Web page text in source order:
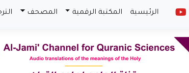
الرئيسية المكتبة الرقمية المصحف